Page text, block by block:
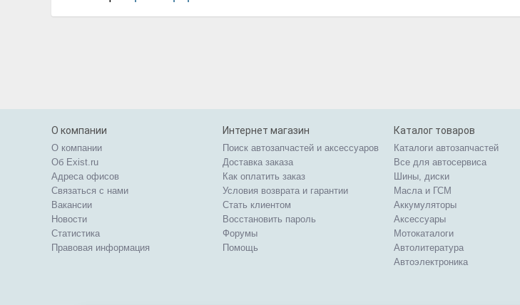
О компании
О компании
Об Exist.ru
Адреса офисов
Связаться с нами
Вакансии
Новости
Статистика
Правовая информация
Интернет магазин
Поиск автозапчастей и аксессуаров
Доставка заказа
Как оплатить заказ
Условия возврата и гарантии
Стать клиентом
Восстановить пароль
Форумы
Помощь
Каталог товаров
Каталоги автозапчастей
Все для автосервиса
Шины, диски
Масла и ГСМ
Аккумуляторы
Аксессуары
Мотокаталоги
Автолитература
Автоэлектроника